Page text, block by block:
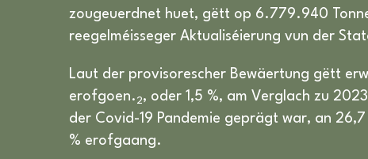
zougeuerdnet huet, gëtt op 6.779.940
reegelméisseger Aktualiséierung vun der
Laut der provisorescher Bewäertung gëtt
erofgoen. 2, oder 1,5 %, am Verglach zu
der Covid-19 Pandemie geprägt war, an
% erofgaang.